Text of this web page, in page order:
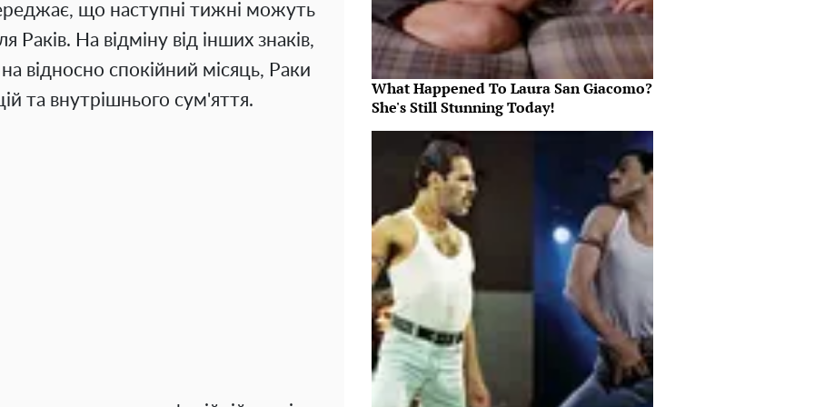
що наступні тижні можуть
На відміну від інших знаків,
відносно спокійний місяць, Раки
та внутрішнього сум'яття.
What Happened To Laura San Giacomo?
She's Still Stunning Today!